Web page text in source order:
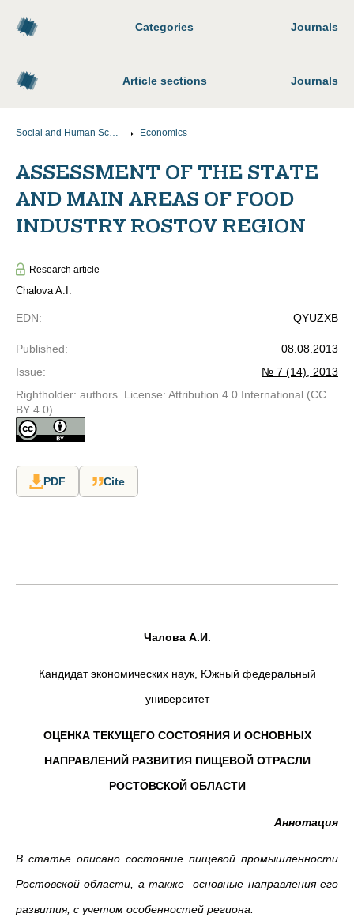
Categories Journals
Article sections Journals
Social and Human Sciences Economics
ASSESSMENT OF THE STATE
AND MAIN AREAS OF FOOD
INDUSTRY ROSTOV REGION
Research article
Chalova A.I.
EDN: QYUZXB
Published:
08.08.2013
Issue:
№ 7 (14), 2013
Rightholder: authors. License: Attribution 4.0 International (CC
BY 4.0)
PDF Cite
Чалова А.И.
Кандидат экономических наук, Южный федеральный
университет
ОЦЕНКА ТЕКУЩЕГО СОСТОЯНИЯ И ОСНОВНЫХ
НАПРАВЛЕНИЙ РАЗВИТИЯ ПИЩЕВОЙ ОТРАСЛИ
РОСТОВСКОЙ ОБЛАСТИ
Аннотация
В статье описано состояние пищевой промышленности
Ростовской области, а также основные направления его
развития, с учетом особенностей региона.